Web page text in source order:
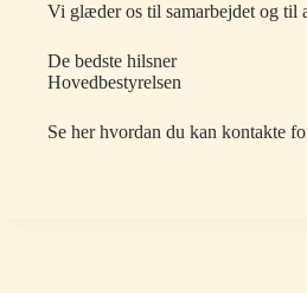
Vi glæder os til samarbejdet og til
De bedste hilsner
Hovedbestyrelsen
Se her hvordan du kan kontakte